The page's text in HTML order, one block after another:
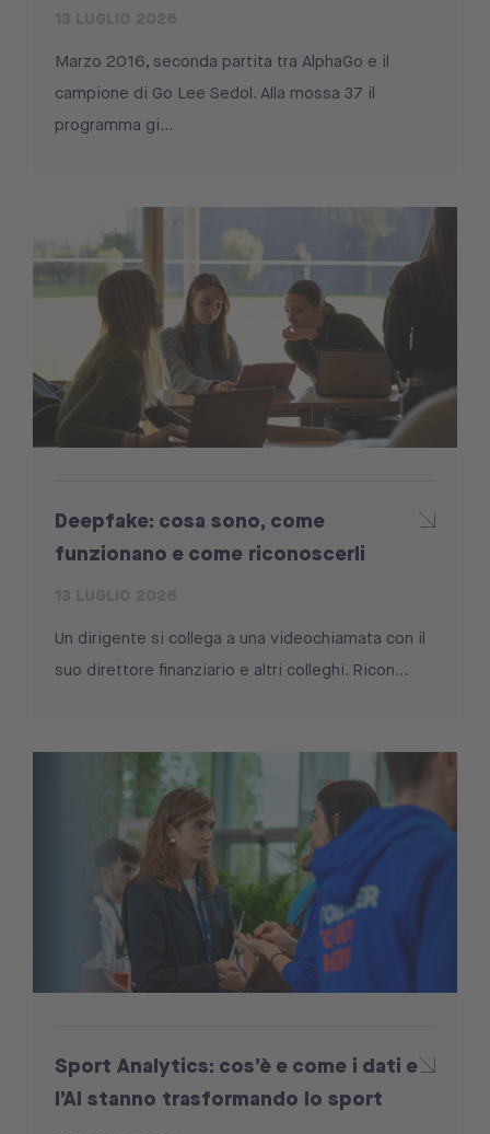
Marzo 2016, seconda partita tra AlphaGo e il
campione di Go Lee Sedol. Alla mossa 37 il
programma gi...
Deepfake: cosa sono, come
funzionano e come riconoscerli
Un dirigente si collega a una videochiamata con il
suo direttore finanziario e altri colleghi. Ricon...
Sport Analytics: cos’è e come i dati e
l’AI stanno trasformando lo sport